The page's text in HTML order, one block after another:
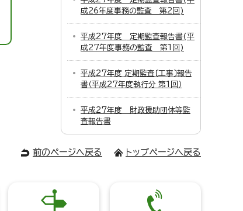
成26年度事務の監査 第2回)
平成27年度 定期監査報告書(平
成27年度事務の監査 第1回)
平成27年度 定期監査〔工事〕報告
書（平成27年度執行分 第1回）
平成27年度 財政援助団体等監
査報告書
前のページへ戻る トップページへ戻る